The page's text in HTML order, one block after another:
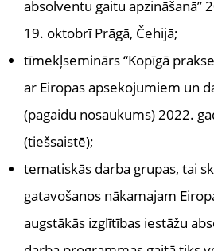
absolventu gaitu apzināšanā”
19. oktobrī Prāgā, Čehijā;
tīmekļseminārs “Kopīgā
ar Eiropas apsekojumiem un
(pagaidu nosaukums) 2022.
(tiešsaistē);
tematiskās darba grupas, tai
gatavošanos nākamajam
augstākās izglītības iestāžu